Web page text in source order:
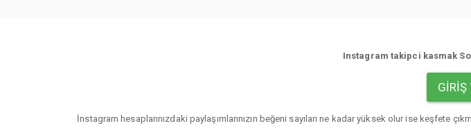
Instagram takipci kasmak
GIRIŞ
İnstagram hesaplarınızdaki paylaşımlarınızın beğeni sayıları ne kadar yüksek olur ise keşfete